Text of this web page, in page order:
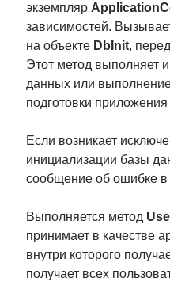
экземпляр
зависимостей.
на объекте DbInit,
Этот метод выполняет
данных или
подготовки приложения
Если возникает
инициализации базы
сообщение об ошибке в
Выполняется метод
принимает в качестве
внутри которого
получает всех